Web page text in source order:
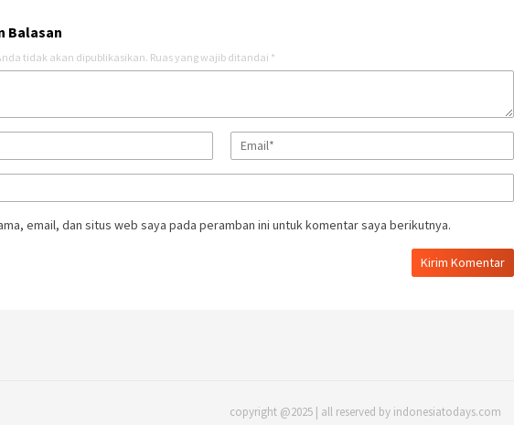
Balasan
tidak akan dipublikasikan. Ruas yang wajib ditandai *
email, dan situs web saya pada peramban ini untuk komentar saya berikutnya.
copyright @2025 | all reserved by indonesiatodays.com